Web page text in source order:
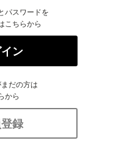
パスワードを
こちらから
ン
だの方は
から
録